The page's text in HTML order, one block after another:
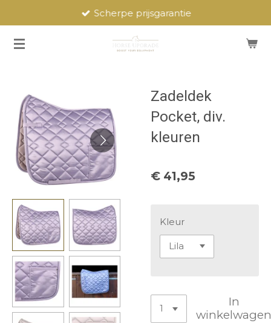
naar
Scherpe prijsgarantie
Zadeldek
Pocket, div.
kleuren
€ 41,95
Kleur
In